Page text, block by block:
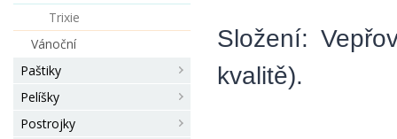
Trixie
Vánoční
Paštiky
Pelíšky
Postrojky
Složení:
kvalitě).